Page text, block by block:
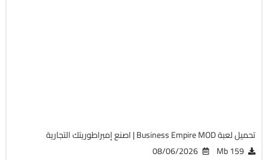
تحميل لعبة Business Empire MOD | اصنع إمبراطوريتك التجارية
159 Mb
08/06/2026